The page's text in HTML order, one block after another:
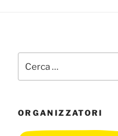
ORGANIZZATORI